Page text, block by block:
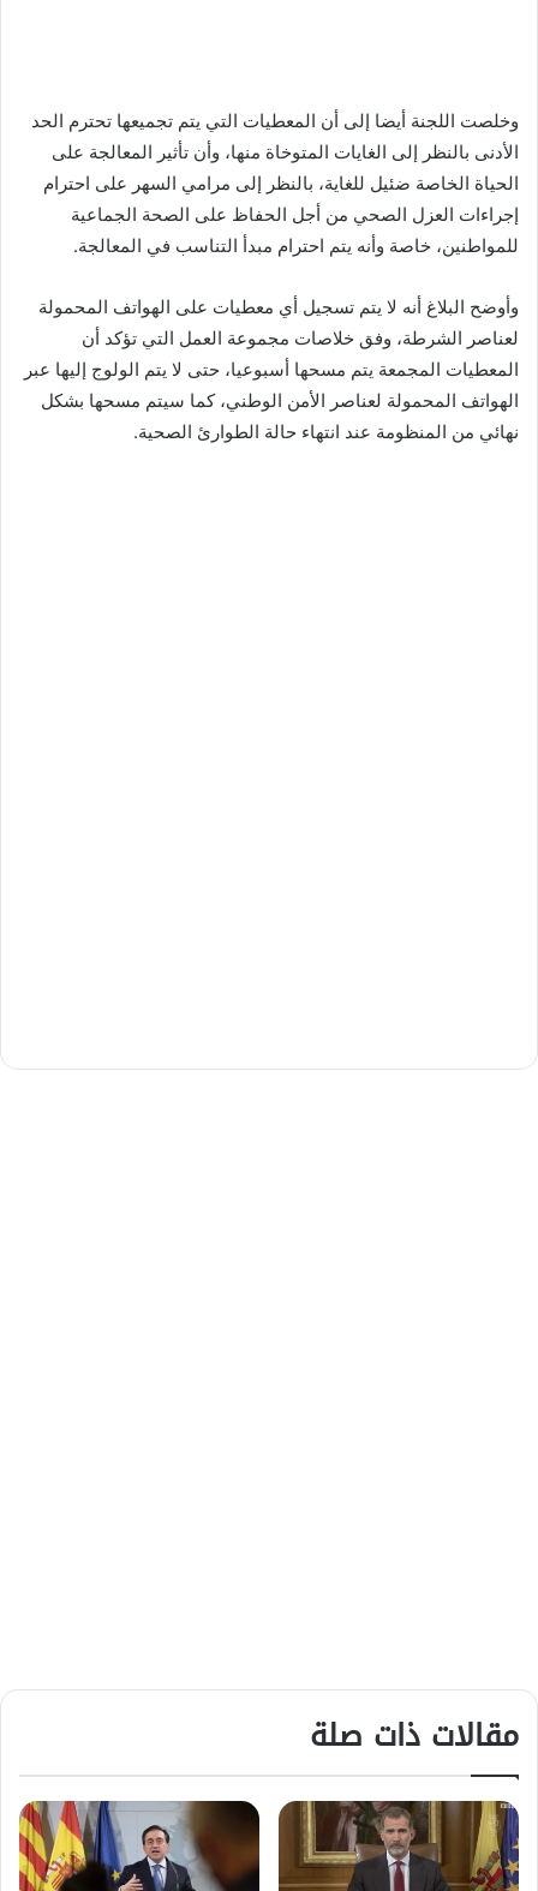
وخلصت اللجنة أيضا إلى أن المعطيات التي يتم تجميعها تحترم الحد
الأدنى بالنظر إلى الغايات المتوخاة منها، وأن تأثير المعالجة على
الحياة الخاصة ضئيل للغاية، بالنظر إلى مرامي السهر على احترام
إجراءات العزل الصحي من أجل الحفاظ على الصحة الجماعية
للمواطنين، خاصة وأنه يتم احترام مبدأ التناسب في المعالجة.
وأوضح البلاغ أنه لا يتم تسجيل أي معطيات على الهواتف المحمولة
لعناصر الشرطة، وفق خلاصات مجموعة العمل التي تؤكد أن
المعطيات المجمعة يتم مسحها أسبوعيا، حتى لا يتم الولوج إليها عبر
الهواتف المحمولة لعناصر الأمن الوطني، كما سيتم مسحها بشكل
نهائي من المنظومة عند انتهاء حالة الطوارئ الصحية.
مقالات ذات صلة